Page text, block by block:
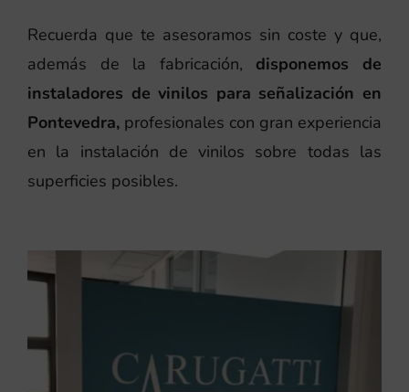
Recuerda que te asesoramos sin coste y que,
además de la fabricación, disponemos de
instaladores de vinilos para señalización en
Pontevedra,profesionales con gran experiencia
en la instalación de vinilos sobre todas las
superficies posibles.